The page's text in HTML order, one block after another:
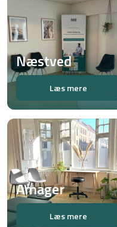
Næstved
Læs mere
Amager
Læs mere